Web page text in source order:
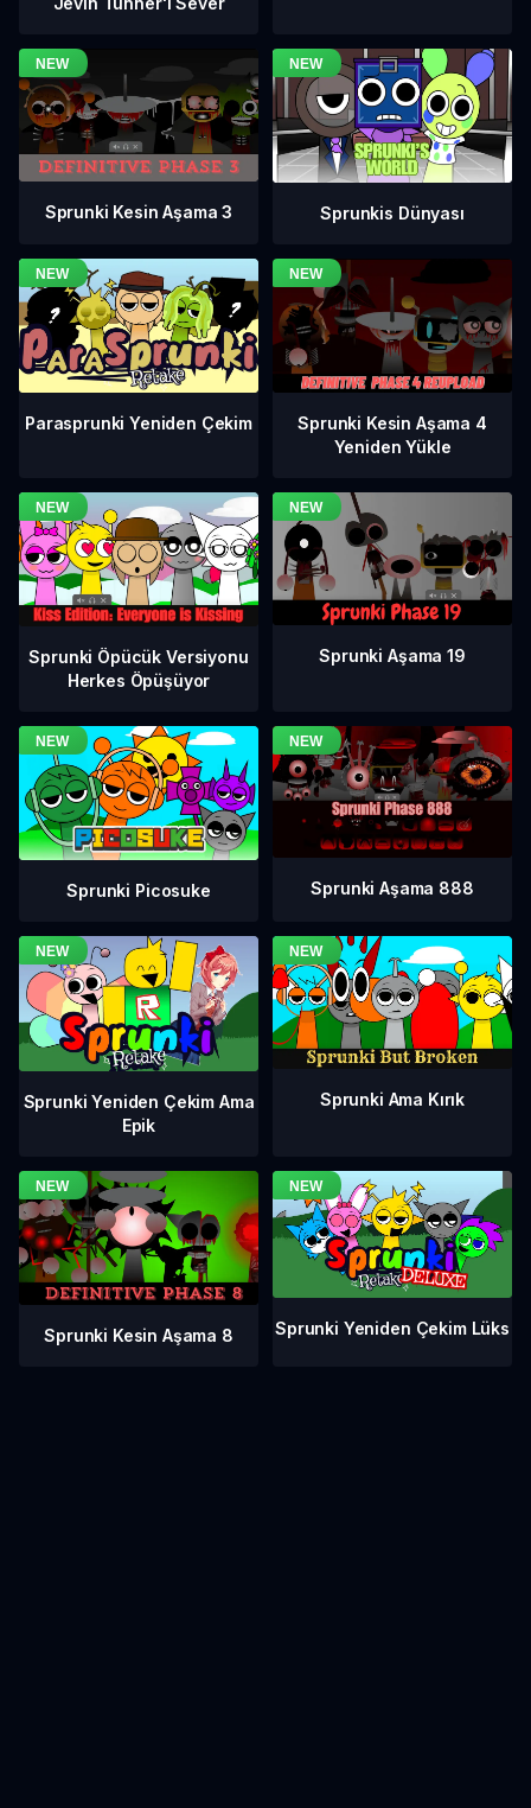
Sprunki Kesin Aşama 3 Sprunkis Dünyası
Parasprunki Yeniden Çekim
Sprunki Kesin Aşama 4
Yeniden Yükle
Sprunki Öpücük Versiyonu
Herkes Öpüşüyor
Sprunki Aşama 19
Sprunki Picosuke Sprunki Aşama 888
Sprunki Yeniden Çekim Ama
Epik
Sprunki Ama Kırık
Sprunki Kesin Aşama 8 Sprunki Yeniden Çekim Lüks